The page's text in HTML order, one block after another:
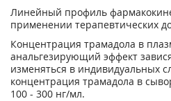
Линейный профиль
применении терапевтических
Концентрация трамадола в
анальгезирующий эффект
изменяться в индивидуальных
концентрация трамадола в
100 - 300 нг/мл.